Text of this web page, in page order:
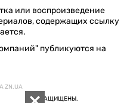
или воспроизведение
содержащих ссылку
публикуются на
ZN.UA
ВСЕ ПРАВА ЗАЩИЩЕНЫ.